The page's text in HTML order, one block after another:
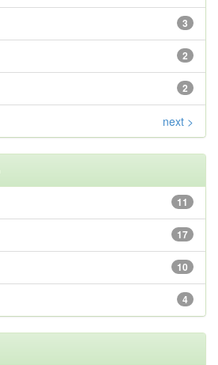
3
2
2
next >
11
17
10
4